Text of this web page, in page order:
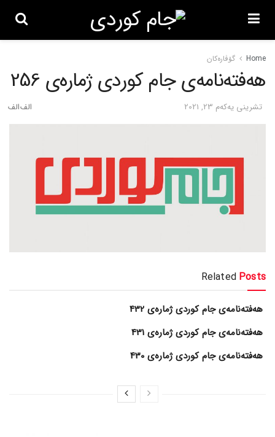
Home گۆڤاره‌کان
هەفتەنامەی جام کوردی ژمارەی 256
تشرینی یه‌كه‌م 23, 2021
Related Posts
هەفتەنامەی جام کوردی ژمارەی 432
هەفتەنامەی جام کوردی ژمارەی 431
هەفتەنامەی جام کوردی ژمارەی 430